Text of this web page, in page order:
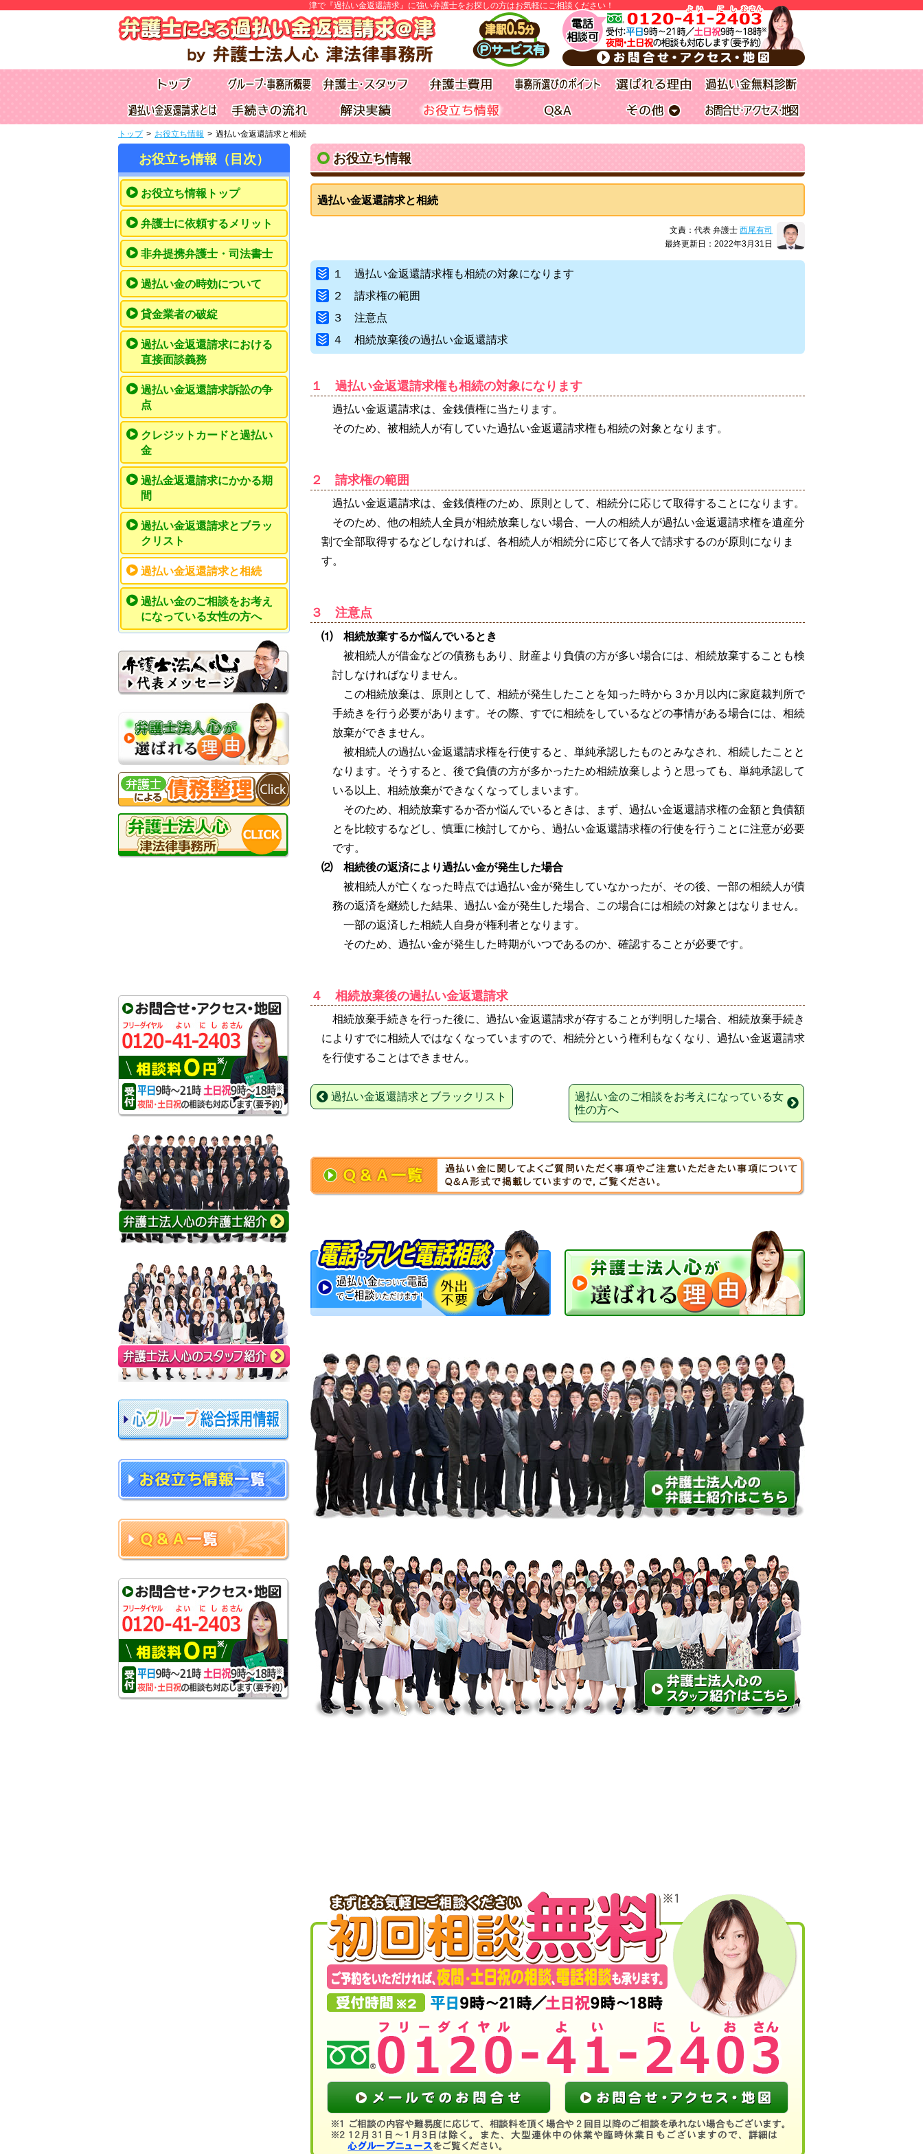
津で『過払い金返還請求』に強い弁護士をお探しの方はお気軽にご相談ください！
トップ > お役立ち情報 > 過払い金返還請求と相続
お役立ち情報
過払い金返還請求と相続
文責：代表 弁護士西尾有司
最終更新日：2022年3月31日
１ 過払い金返還請求権も相続の対象になります
２ 請求権の範囲
３ 注意点
４ 相続放棄後の過払い金返還請求
１ 過払い金返還請求権も相続の対象になります
過払い金返還請求は、金銭債権に当たります。
そのため、被相続人が有していた過払い金返還請求権も相続の対象となります。
２ 請求権の範囲
過払い金返還請求は、金銭債権のため、原則として、相続分に応じて取得することになります。
そのため、他の相続人全員が相続放棄しない場合、一人の相続人が過払い金返還請求権を遺産分
割で全部取得するなどしなければ、各相続人が相続分に応じて各人で請求するのが原則になりま
す。
３ 注意点
⑴ 相続放棄するか悩んでいるとき
被相続人が借金などの債務もあり、財産より負債の方が多い場合には、相続放棄することも検
討しなければなりません。
この相続放棄は、原則として、相続が発生したことを知った時から３か月以内に家庭裁判所で
手続きを行う必要があります。その際、すでに相続をしているなどの事情がある場合には、相続
放棄ができません。
被相続人の過払い金返還請求権を行使すると、単純承認したものとみなされ、相続したことと
なります。そうすると、後で負債の方が多かったため相続放棄しようと思っても、単純承認して
いる以上、相続放棄ができなくなってしまいます。
そのため、相続放棄するか否か悩んでいるときは、まず、過払い金返還請求権の金額と負債額
とを比較するなどし、慎重に検討してから、過払い金返還請求権の行使を行うことに注意が必要
です。
⑵ 相続後の返済により過払い金が発生した場合
被相続人が亡くなった時点では過払い金が発生していなかったが、その後、一部の相続人が債
務の返済を継続した結果、過払い金が発生した場合、この場合には相続の対象とはなりません。
一部の返済した相続人自身が権利者となります。
そのため、過払い金が発生した時期がいつであるのか、確認することが必要です。
４ 相続放棄後の過払い金返還請求
相続放棄手続きを行った後に、過払い金返還請求が存することが判明した場合、相続放棄手続き
によりすでに相続人ではなくなっていますので、相続分という権利もなくなり、過払い金返還請求
を行使することはできません。
過払い金返還請求とブラックリスト
過払い金のご相談をお考えになっている女
性の方へ
お役立ち情報（目次）
お役立ち情報トップ
弁護士に依頼するメリット
非弁提携弁護士・司法書士
過払い金の時効について
貸金業者の破綻
過払い金返還請求における
直接面談義務
過払い金返還請求訴訟の争
点
クレジットカードと過払い
金
過払金返還請求にかかる期
間
過払い金返還請求とブラッ
クリスト
過払い金返還請求と相続
過払い金のご相談をお考え
になっている女性の方へ